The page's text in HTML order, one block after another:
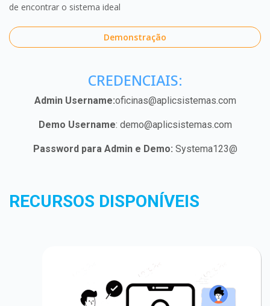
de encontrar o sistema ideal
Demonstração
CREDENCIAIS:
Admin Username:oficinas@aplicsistemas.com
Demo Username: demo@aplicsistemas.com
Password para Admin e Demo: Systema123@
RECURSOS DISPONÍVEIS